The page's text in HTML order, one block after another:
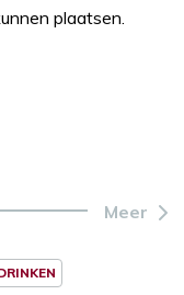
plaatsen.
Meer